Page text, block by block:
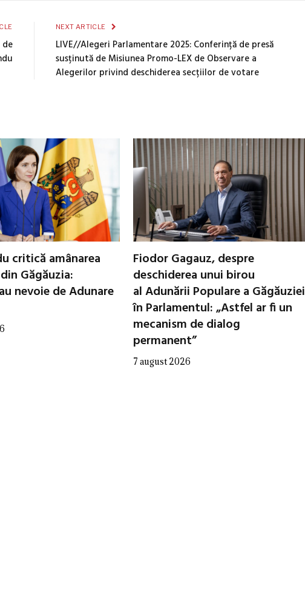
NEXT ARTICLE
LIVE//Alegeri Parlamentare 2025: Conferință de presă
susținută de Misiunea Promo-LEX de Observare a
Alegerilor privind deschiderea secțiilor de votare
critică amânarea
Găgăuzia:
nevoie de Adunare
Fiodor Gagauz, despre
deschiderea unui birou
al Adunării Populare a Găgăuziei
în Parlamentul: „Astfel ar fi un
mecanism de dialog
permanent”
7 august 2026